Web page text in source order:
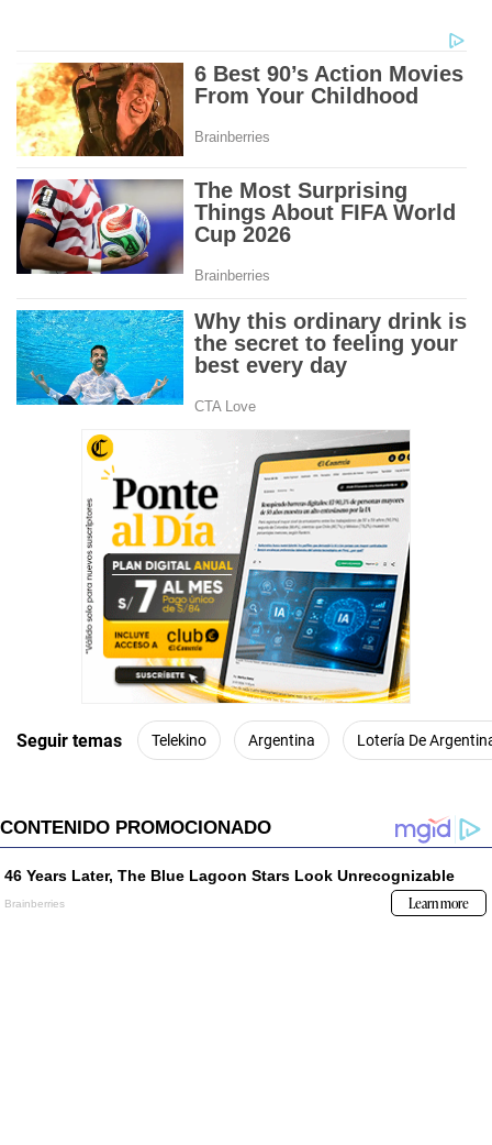
Seguir temas Telekino Argentina Lotería De